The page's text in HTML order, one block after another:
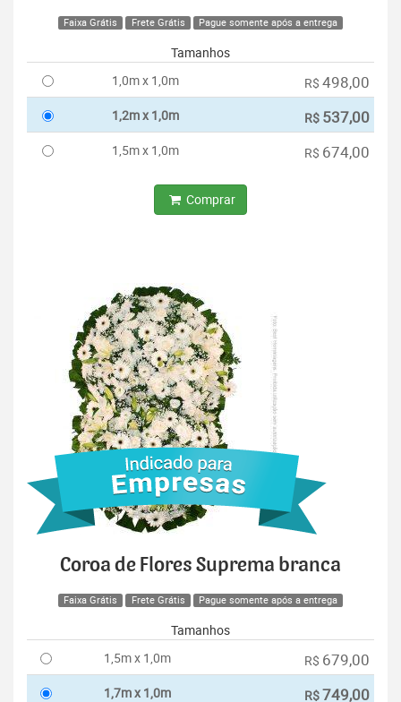
Faixa Grátis Frete Grátis Pague somente após a entrega
Tamanhos
1,0m x 1,0m
R$ 498,00
1,2m x 1,0m R$ 537,00
1,5m x 1,0m R$ 674,00
Comprar
Coroa de Flores Suprema branca
Faixa Grátis Frete Grátis Pague somente após a entrega
Tamanhos
1,5m x 1,0m
R$ 679,00
1,7m x 1,0m R$749,00